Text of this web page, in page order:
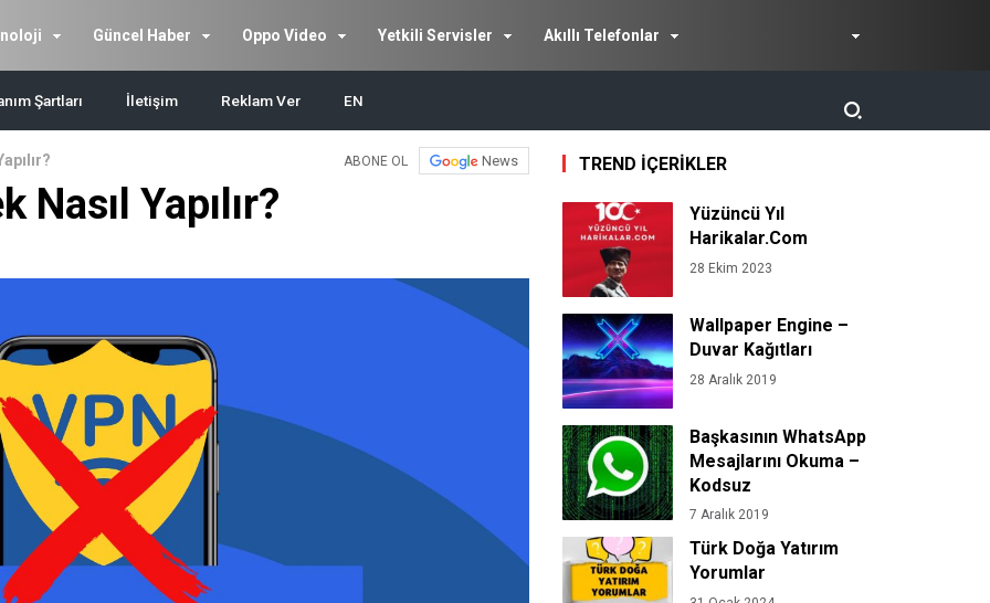
Güncel Haber Oppo Video Yetkili Servisler Akıllı Telefonlar
Şartları İletişim Reklam Ver EN
ABONE OL News
Yapılır?
TREND İÇERİKLER
Yüzüncü Yıl
Harikalar.Com
28 Ekim 2023
Wallpaper Engine –
Duvar Kağıtları
28 Aralık 2019
Başkasının WhatsApp
Mesajlarını Okuma –
Kodsuz
7 Aralık 2019
Türk Doğa Yatırım
Yorumlar